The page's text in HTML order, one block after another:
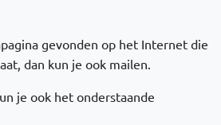
gevonden op het Internet die
dan kun je ook mailen.
je ook het onderstaande